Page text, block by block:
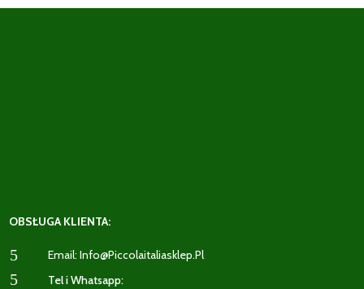
OBSŁUGA KLIENTA:
5 Email: Info@piccolaitaliasklep.pl
5
Tel i Whatsapp: